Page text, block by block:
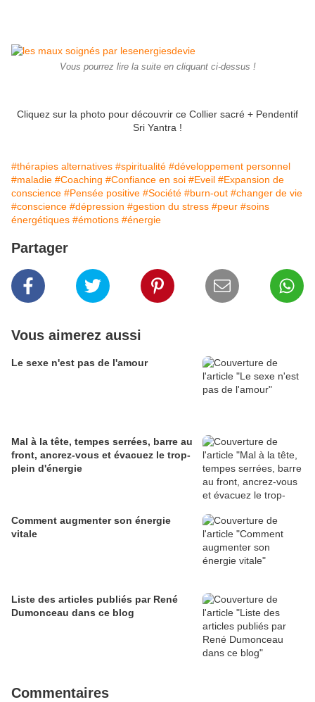
Vous pourrez lire la suite en cliquant ci-dessus !
Cliquez sur la photo pour découvrir ce Collier sacré + Pendentif
Sri Yantra !
#thérapies alternatives #spiritualité #développement personnel
#maladie #Coaching #Confiance en soi #Eveil #Expansion de
conscience #Pensée positive #Société #burn-out #changer de vie
#conscience #dépression #gestion du stress #peur #soins
énergétiques #émotions #énergie
Partager
Vous aimerez aussi
Le sexe n'est pas de l'amour
Mal à la tête, tempes serrées, barre au
front, ancrez-vous et évacuez le trop-
plein d'énergie
Comment augmenter son énergie
vitale
Liste des articles publiés par René
Dumonceau dans ce blog
Commentaires